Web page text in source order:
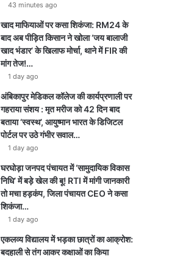
43 minutes ago
खाद माफियाओं पर कसा शिकंजा: RM24 के
बाद अब पीड़ित किसान ने खोला ‘जय बालाजी
खाद भंडार’ के खिलाफ मोर्चा, थाने में FIR की
मांग तेज!…
1 day ago
अंबिकापुर मेडिकल कॉलेज की कार्यप्रणाली पर
गहराया संशय : मृत मरीज को 42 दिन बाद
बताया ‘स्वस्थ’, आयुष्मान भारत के डिजिटल
पोर्टल पर उठे गंभीर सवाल…
1 day ago
घरघोड़ा जनपद पंचायत में ‘सामुदायिक विकास
निधि’ में बड़े खेल की बू! RTI में मांगी जानकारी
तो मचा हड़कंप, जिला पंचायत CEO ने कसा
शिकंजा…
1 day ago
एकलव्य विद्यालय में भड़का छात्रों का आक्रोश:
बदहाली से तंग आकर कक्षाओं का किया